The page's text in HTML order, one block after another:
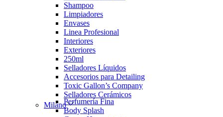
Shampoo
Limpiadores
Envases
Linea Profesional
Interiores
Exteriores
250ml
Selladores Líquidos
Accesorios para Detailing
Toxic Gallon’s Company
Selladores Cerámicos
MilanoPerfumería Fina
Body Splash